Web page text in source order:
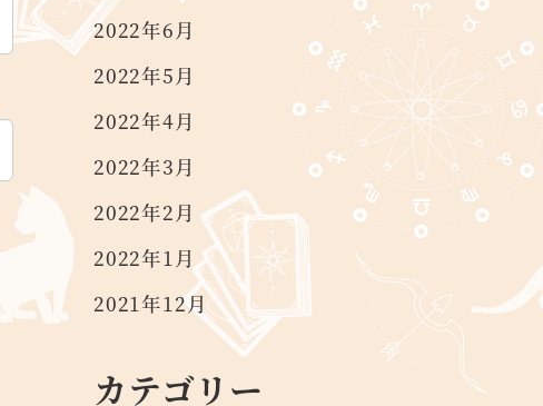
2022年6月
2022年5月
2022年4月
2022年3月
2022年2月
2022年1月
2021年12月
カテゴリー